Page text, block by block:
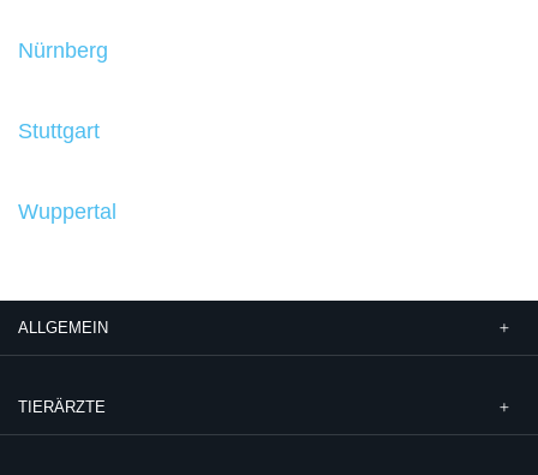
Nürnberg
Stuttgart
Wuppertal
ALLGEMEIN
TIERÄRZTE